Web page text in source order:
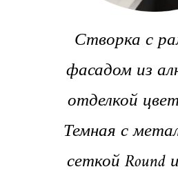
Створка с
фасадом из
отделкой
Темная с
сеткой Round